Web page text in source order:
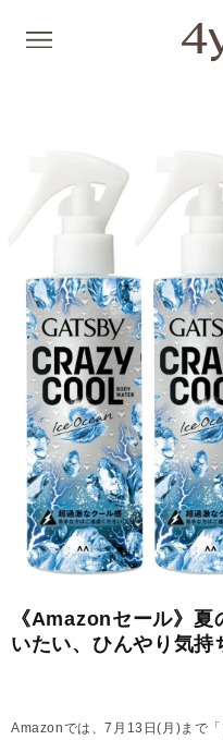
《Amazonセール》
いたい、ひんやり気
Amazonでは、7月13日(月)まで「